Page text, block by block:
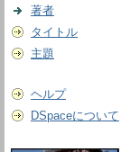
著者
タイトル
主題
ヘルプ
DSpaceについて